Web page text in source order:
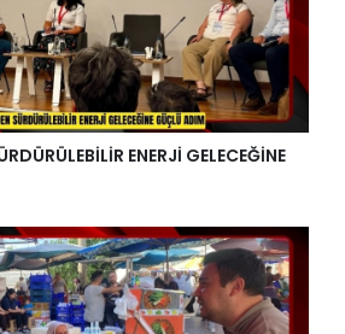
ENERJİ GELECEĞİNE